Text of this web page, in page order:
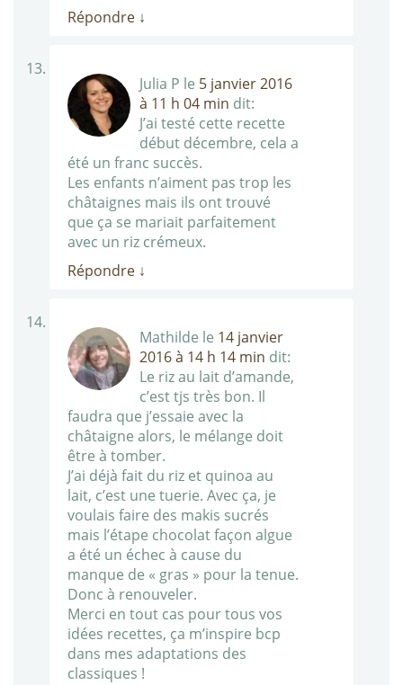
Répondre ↓
Julia P le 5 janvier 2016
à 11 h 04 min dit:
J’ai testé cette recette
début décembre, cela a
été un franc succès.
Les enfants n’aiment pas trop les
châtaignes mais ils ont trouvé
que ça se mariait parfaitement
avec un riz crémeux.
Répondre ↓
Mathilde le 14 janvier
2016 à 14 h 14 min dit:
Le riz au lait d’amande,
c’est tjs très bon. Il
faudra que j’essaie avec la
châtaigne alors, le mélange doit
être à tomber.
J’ai déjà fait du riz et quinoa au
lait, c’est une tuerie. Avec ça, je
voulais faire des makis sucrés
mais l’étape chocolat façon algue
a été un échec à cause du
manque de « gras » pour la tenue.
Donc à renouveler.
Merci en tout cas pour tous vos
idées recettes, ça m’inspire bcp
dans mes adaptations des
classiques !